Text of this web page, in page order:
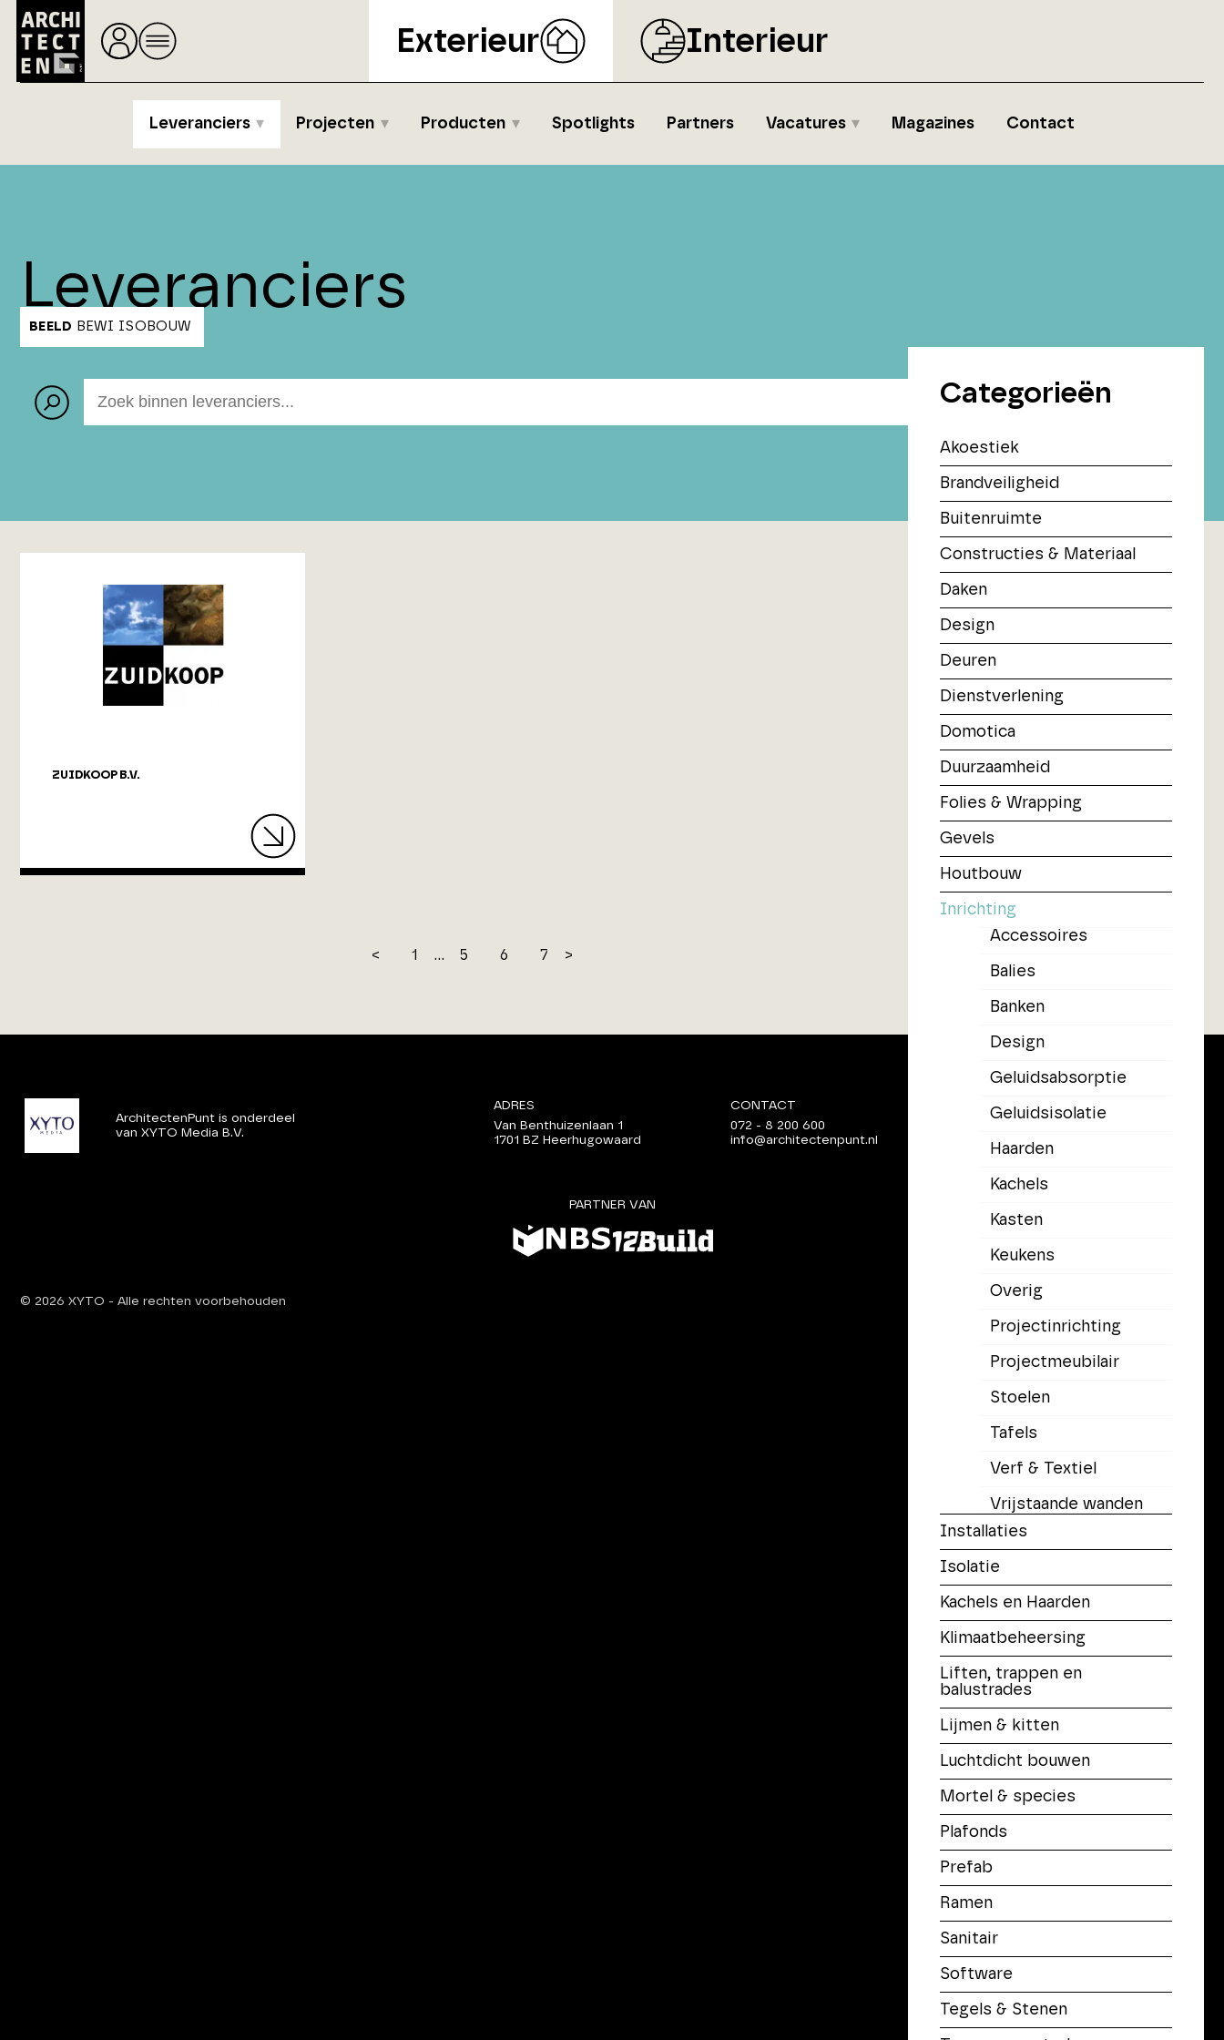
Exterieur Interieur
Leveranciers Projecten Producten Spotlights Partners Vacatures Magazines Contact
Leveranciers
BEELD BEWI ISOBOUW
Categorieën
Akoestiek
Brandveiligheid
Buitenruimte
Constructies & Materiaal
Daken
Design
Deuren
Dienstverlening
Domotica
Duurzaamheid
Folies & Wrapping
Gevels
Houtbouw
Inrichting
Accessoires
Balies
Banken
Design
Geluidsabsorptie
Geluidsisolatie
Haarden
Kachels
Kasten
Keukens
Overig
Projectinrichting
Projectmeubilair
Stoelen
Tafels
Verf & Textiel
Vrijstaande wanden
Installaties
Isolatie
Kachels en Haarden
Klimaatbeheersing
Liften, trappen en
balustrades
Lijmen & kitten
Luchtdicht bouwen
Mortel & species
Plafonds
Prefab
Ramen
Sanitair
Software
Tegels & Stenen
ZUIDKOOP B.V.
< 1 ... 5 6 7 >
ArchitectenPunt is onderdeel
van XYTO Media B.V.
ADRES
Van Benthuizenlaan 1
1701 BZ Heerhugowaard
CONTACT
072 - 8 200 600
info@architectenpunt.nl
PARTNER VAN
Voorwaarden
© 2026 XYTO - Alle rechten voorbehouden